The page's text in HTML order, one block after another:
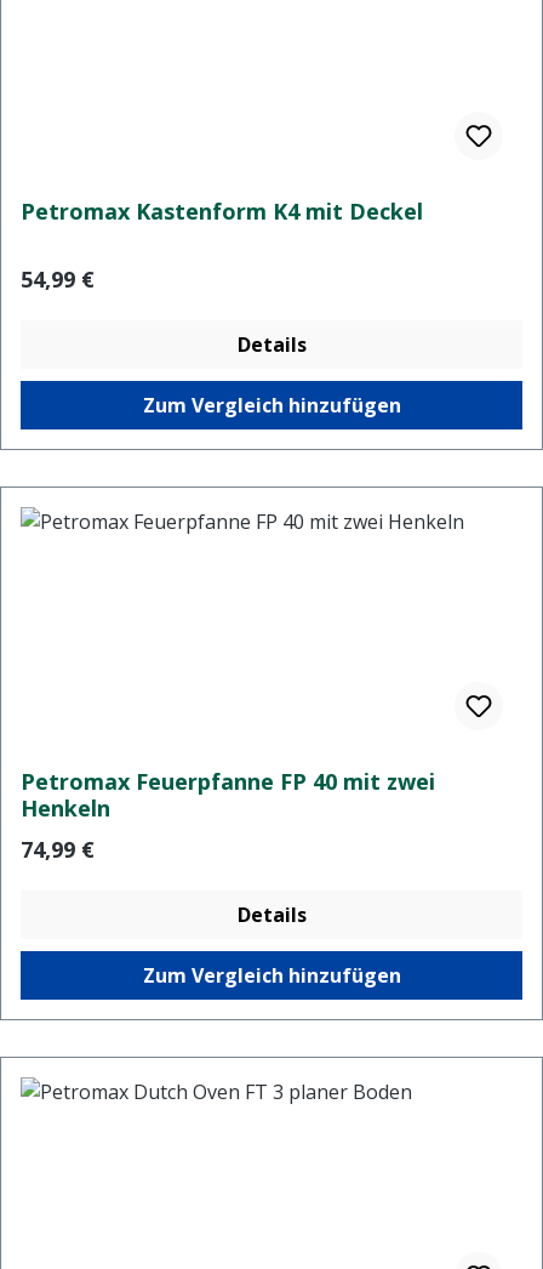
Petromax Kastenform K4 mit Deckel
Regulärer Preis:
54,99 €
Details
Zum Vergleich hinzufügen
Petromax Feuerpfanne FP 40 mit zwei
Henkeln
Regulärer Preis:
74,99 €
Details
Zum Vergleich hinzufügen